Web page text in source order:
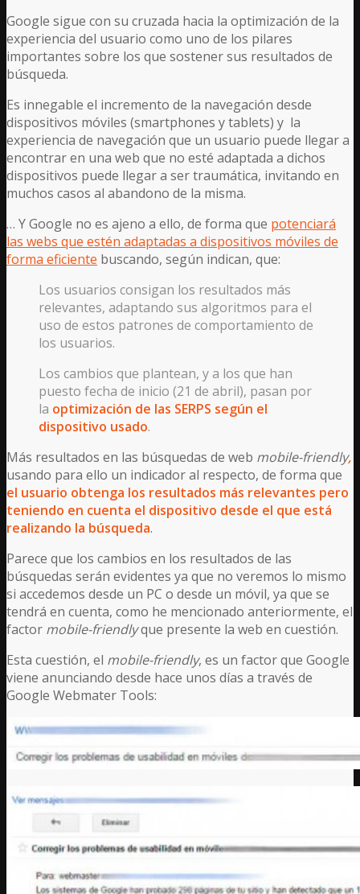
Google sigue con su cruzada hacia la optimización de la
experiencia del usuario como uno de los pilares
importantes sobre los que sostener sus resultados de
búsqueda.
Es innegable el incremento de la navegación desde
dispositivos móviles (smartphones y tablets) y la
experiencia de navegación que un usuario puede llegar a
encontrar en una web que no esté adaptada a dichos
dispositivos puede llegar a ser traumática, invitando en
muchos casos al abandono de la misma.
… Y Google no es ajeno a ello, de forma que potenciará
las webs que estén adaptadas a dispositivos móviles de
forma eficiente buscando, según indican, que:
Los usuarios consigan los resultados más
relevantes, adaptando sus algoritmos para el
uso de estos patrones de comportamiento de
los usuarios.
Los cambios que plantean, y a los que han
puesto fecha de inicio (21 de abril), pasan por
la optimización de las SERPS según el
dispositivo usado.
Más resultados en las búsquedas de web mobile-friendly,
usando para ello un indicador al respecto, de forma que
el usuario obtenga los resultados más relevantes pero
teniendo en cuenta el dispositivo desde el que está
realizando la búsqueda.
Parece que los cambios en los resultados de las
búsquedas serán evidentes ya que no veremos lo mismo
si accedemos desde un PC o desde un móvil, ya que se
tendrá en cuenta, como he mencionado anteriormente, el
factor mobile-friendlyque presente la web en cuestión.
Esta cuestión, el mobile-friendly, es un factor que Google
viene anunciando desde hace unos días a través de
Google Webmater Tools: